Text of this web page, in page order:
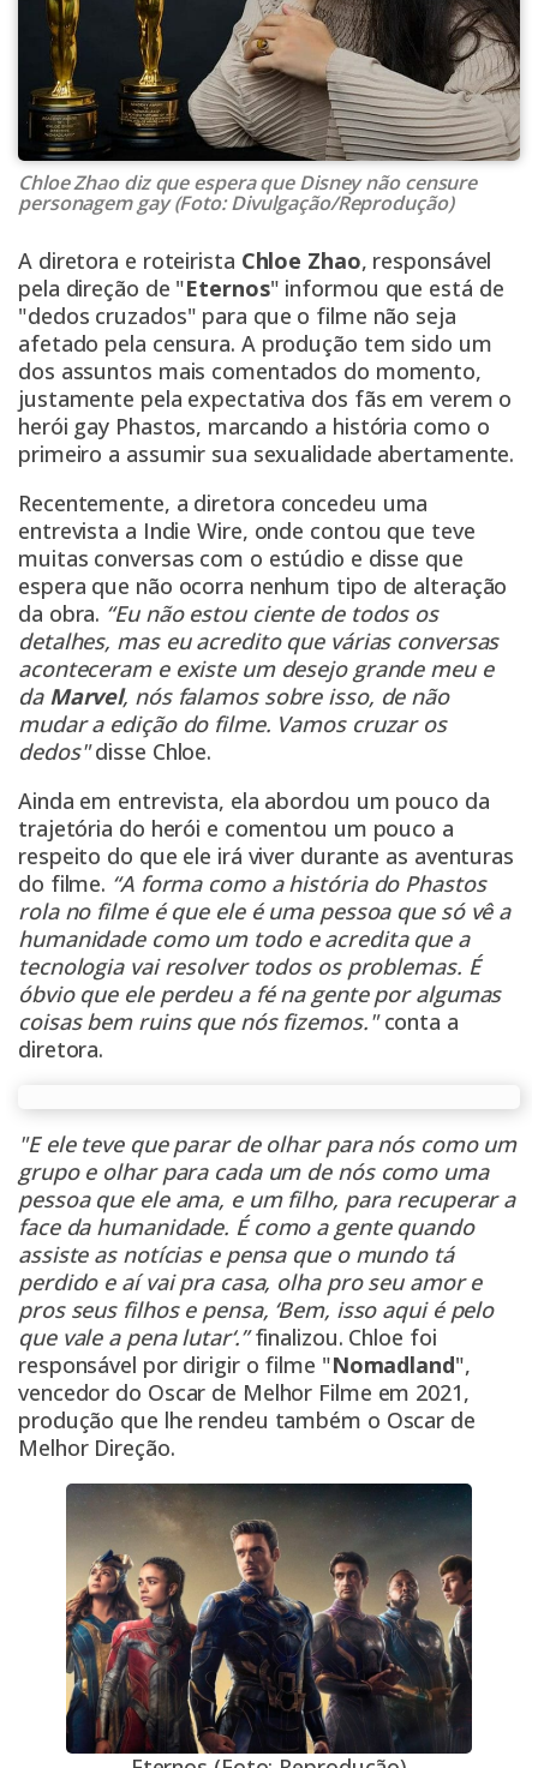
Chloe Zhao diz que espera que Disney não censure
personagem gay (Foto: Divulgação/Reprodução)
A diretora e roteirista Chloe Zhao, responsável
pela direção de "Eternos" informou que está de
"dedos cruzados" para que o filme não seja
afetado pela censura. A produção tem sido um
dos assuntos mais comentados do momento,
justamente pela expectativa dos fãs em verem o
herói gay Phastos, marcando a história como o
primeiro a assumir sua sexualidade abertamente.
Recentemente, a diretora concedeu uma
entrevista a Indie Wire, onde contou que teve
muitas conversas com o estúdio e disse que
espera que não ocorra nenhum tipo de alteração
da obra. “Eu não estou ciente de todos os
detalhes, mas eu acredito que várias conversas
aconteceram e existe um desejo grande meu e
da Marvel, nós falamos sobre isso, de não
mudar a edição do filme. Vamos cruzar os
dedos"disse Chloe.
Ainda em entrevista, ela abordou um pouco da
trajetória do herói e comentou um pouco a
respeito do que ele irá viver durante as aventuras
do filme. “A forma como a história do Phastos
rola no filme é que ele é uma pessoa que só vê a
humanidade como um todo e acredita que a
tecnologia vai resolver todos os problemas. É
óbvio que ele perdeu a fé na gente por algumas
coisas bem ruins que nós fizemos."conta a
diretora.
"E ele teve que parar de olhar para nós como um
grupo e olhar para cada um de nós como uma
pessoa que ele ama, e um filho, para recuperar a
face da humanidade. É como a gente quando
assiste as notícias e pensa que o mundo tá
perdido e aí vai pra casa, olha pro seu amor e
pros seus filhos e pensa, ‘Bem, isso aqui é pelo
que vale a pena lutar‘.”finalizou. Chloe foi
responsável por dirigir o filme "Nomadland",
vencedor do Oscar de Melhor Filme em 2021,
produção que lhe rendeu também o Oscar de
Melhor Direção.